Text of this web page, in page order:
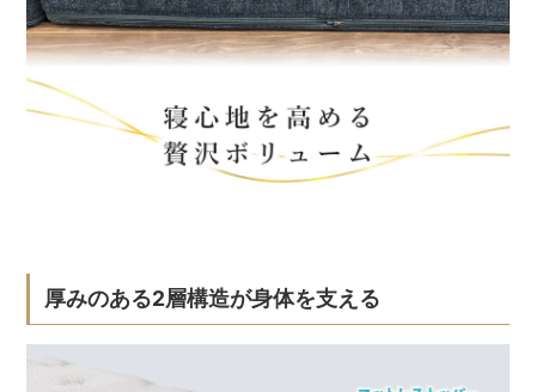
厚みのある2層構造が身体を支える